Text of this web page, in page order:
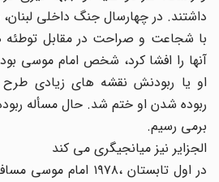
داشتند. در چهارسال جنگ داخلى لبنان،
با شجاعت و صراحت در مقابل توطئه
آنها را افشا کرد، شخص امام موسى بود.
او یا ربودنش نقشه هاى زیادى طرح
ربوده شدن او ختم شد. حال مسأله
برمى رسیم.
الجزایر نیز میانجیگرى مى کند